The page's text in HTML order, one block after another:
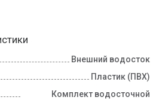
Внешний водосток
Пластик (ПВХ)
Комплект водосточной